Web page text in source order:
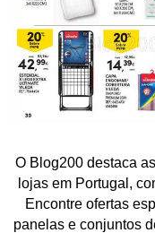
O Blog200 destaca
lojas em Portugal,
Encontre ofertas
panelas e conjuntos